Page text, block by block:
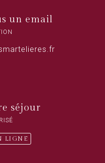
un email
séjour
LIGNE